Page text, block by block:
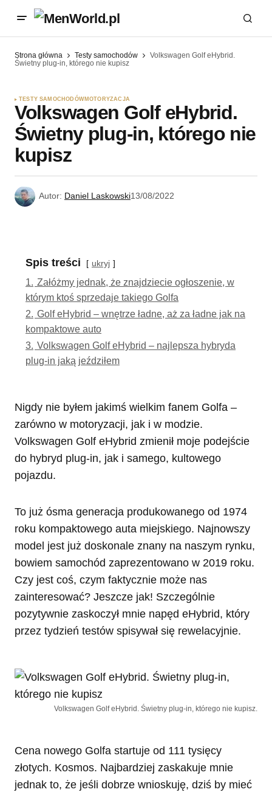
Strona główna Testy samochodów
Volkswagen Golf eHybrid.
Świetny plug-in, którego nie kupisz
TESTY SAMOCHODÓWMOTORYZACJA
Volkswagen Golf eHybrid.
Świetny plug-in, którego nie
kupisz
Autor: Daniel Laskowski13/08/2022
Spis treści ukryj
1. Załóżmy jednak, że znajdziecie ogłoszenie, w
którym ktoś sprzedaje takiego Golfa
2. Golf eHybrid – wnętrze ładne, aż za ładne jak na
kompaktowe auto
3. Volkswagen Golf eHybrid – najlepsza hybryda
plug-in jaką jeździłem
Nigdy nie byłem jakimś wielkim fanem Golfa –
zarówno w motoryzacji, jak i w modzie.
Volkswagen Golf eHybrid zmienił moje podejście
do hybryd plug-in, jak i samego, kultowego
pojazdu.
To już ósma generacja produkowanego od 1974
roku kompaktowego auta miejskiego. Najnowszy
model jest już doskonale znany na naszym rynku,
bowiem samochód zaprezentowano w 2019 roku.
Czy jest coś, czym faktycznie może nas
zainteresować? Jeszcze jak! Szczególnie
pozytywnie zaskoczył mnie napęd eHybrid, który
przez tydzień testów spisywał się rewelacyjnie.
Volkswagen Golf eHybrid. Świetny plug-in, którego nie kupisz.
Cena nowego Golfa startuje od 111 tysięcy
złotych. Kosmos. Najbardziej zaskakuje mnie
jednak to, że jeśli dobrze wnioskuję, dziś by mieć